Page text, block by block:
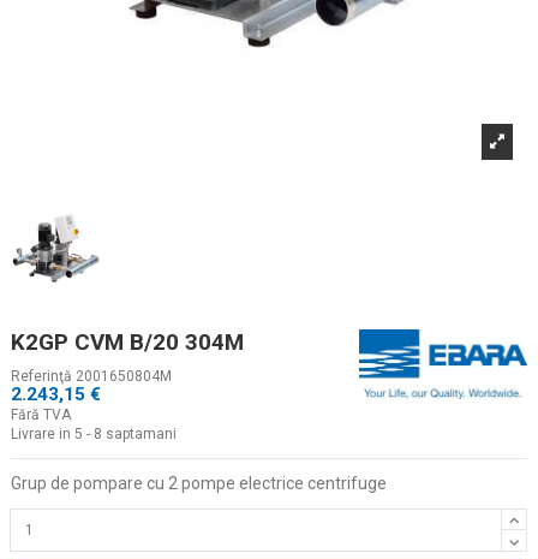
K2GP CVM B/20 304M
Referinţă 2001650804M
2.243,15 €
Fără TVA
Livrare in 5 - 8 saptamani
Grup de pompare cu 2 pompe electrice centrifuge